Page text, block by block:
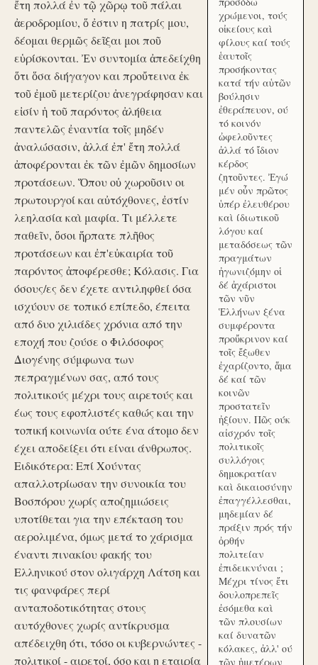
ἔτη πολλά ἐν τῷ χῶρῳ τοῦ πάλαι
ἀεροδρομίου, ὅ ἐστιν η πατρίς μου,
δέομαι θερμῶς δεῖξαι μοι ποῦ
εὑρίσκονται. Ἐν συντομία ἀπεδείχθη
ὅτι ὅσα διήγαγον και προὔτεινα ἐκ
τοῦ ἐμοῦ μετερίζου ἀνεγράφησαν και
εἰσίν ἡ τοῦ παρόντος ἀλήθεια
παντελῶς ἐναντία τοῖς μηδέν
ἀναλώσασιν, ἀλλά ἐπ' ἔτη πολλά
ἀποφέρονται ἐκ τῶν ἐμῶν δημοσίων
προτάσεων. Ὅπου οὐ χωροῦσιν οι
πρωτουργοί και αὐτόχθονες, ἐστίν
λεηλασία καὶ μαφία. Τι μέλλετε
παθεῖν, ὅσοι ἥρπατε πλῆθος
προτάσεων και ἐπ'εὐκαιρία τοῦ
παρόντος ἀποφέρεσθε; Κόλασις. Για
όσους/ες δεν έχετε αντιληφθεί όσα
ισχύουν σε τοπικό επίπεδο, έπειτα
από δυο χιλιάδες χρόνια από την
εποχή που ζούσε ο Φιλόσοφος
Διογένης σύμφωνα των
πεπραγμένων σας, από τους
πολιτικούς μέχρι τους αιρετούς και
έως τους εφοπλιστές καθώς και την
τοπική κοινωνία ούτε ένα άτομο δεν
έχει αποδείξει ότι είναι άνθρωπος.
Ειδικότερα: Επί Χούντας
απαλλοτρίωσαν την συνοικία του
Βοσπόρου χωρίς αποζημιώσεις
υποτίθεται για την επέκταση του
αερολιμένα, όμως μετά το χάρισμα
έναντι πινακίου φακής του
Ελληνικού στον ολιγάρχη Λάτση και
τις φανφάρες περί
ανταποδοτικότητας στους
αυτόχθονες χωρίς αντίκρυσμα
απέδειχθη ότι, τόσο οι κυβερνώντες -
πολιτικοί - αιρετοί, όσο και η εταιρία
χρώμενοι, τούς
οἰκείους καὶ
φίλους καί τούς
ἑαυτοῖς
προσήκοντας
κατά τήν αὑτῶν
βούλησιν
ἐθεράπευον, ού
τό κοινόν
ὠφελοῦντες
ἀλλά τό ἴδιον
κέρδος
ζητοῦντες. Ἐγώ
μέν οὖν πρῶτος
ὑπέρ ἐλευθέρου
καὶ ίδιωτικοῦ
λόγου καί
μεταδόσεως τῶν
πραγμάτων
ἠγωνιζόμην οἱ
δέ ἀχάριστοι
τῶν νῦν
Ἑλλήνων ξένα
συμφέροντα
προὔκρινον καί
τοῖς ἔξωθεν
ἐχαρίζοντο, ἅμα
δέ καί τῶν
κοινῶν
προστατεῖν
ἠξίουν. Πῶς ούκ
αἰσχρόν τοῖς
πολιτικοῖς
συλλόγοις
δημοκρατίαν
καὶ δικαιοσύνην
ἐπαγγέλλεσθαι,
μηδεμίαν δέ
πράξιν πρός τήν
ὀρθήν
πολιτείαν
ἐπιδεικνύναι ;
Μέχρι τίνος ἔτι
δουλοπρεπεῖς
ἐσόμεθα καὶ
τῶν πλουσίων
καί δυνατῶν
κόλακες, ἀλλ' ού
τῶν ἡμετέρων